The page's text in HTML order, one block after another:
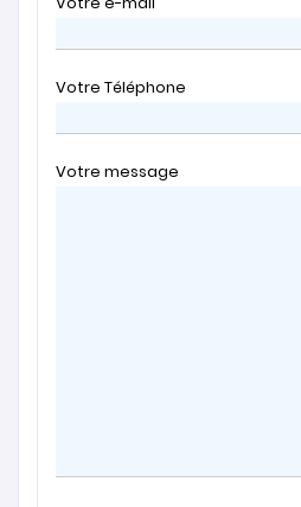
Votre Téléphone
Votre message